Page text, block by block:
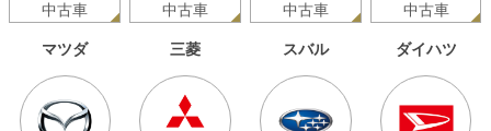
中古車 中古車 中古車 中古車
マツダ 三菱 スバル ダイハツ